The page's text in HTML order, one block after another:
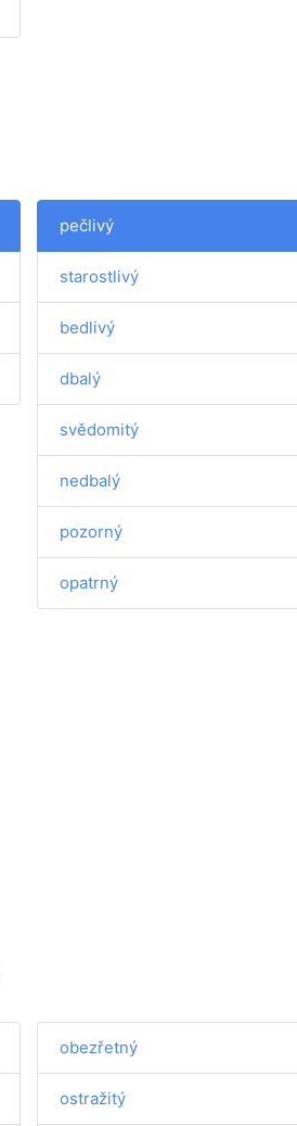
pečlivý
starostlivý
bedlivý
dbalý
svědomitý
nedbalý
pozorný
opatrný
obezřetný
ostražitý